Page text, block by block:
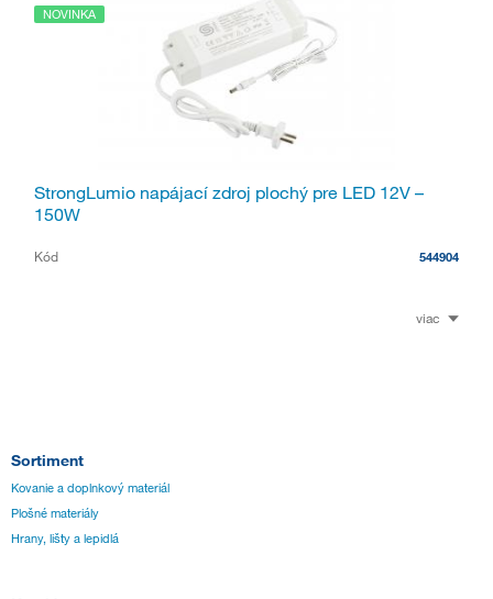
NOVINKA
StrongLumio napájací zdroj plochý pre LED 12V –
150W
Kód 544904
viac
Sortiment
Kovanie a doplnkový materiál
Plošné materiály
Hrany, lišty a lepidlá